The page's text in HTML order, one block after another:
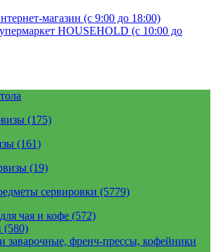
магазин (с 9:00 до 18:00)
HOUSEHOLD (с 10:00 до
(175)
(161)
(19)
сервировки (5779)
чая и кофе (572)
(580)
заварочные, френч-прессы, кофейники